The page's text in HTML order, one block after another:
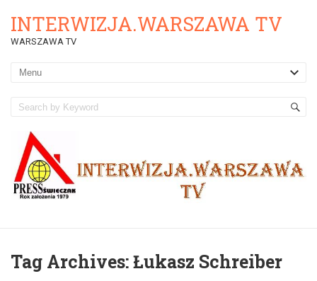
INTERWIZJA.WARSZAWA TV
WARSZAWA TV
Tag Archives:Łukasz Schreiber